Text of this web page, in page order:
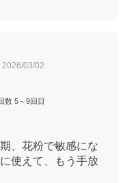
2026/03/02
数 5～9回目
、花粉で敏感にな
使えて、もう手放